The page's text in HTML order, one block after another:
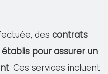
des contrats
pour assurer un
. Ces services incluent